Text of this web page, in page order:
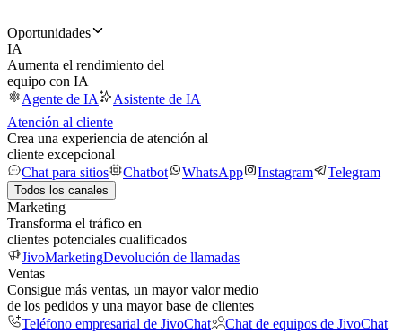
Oportunidades
IA
Aumenta el rendimiento del
equipo con IA
Agente de IA
Asistente de IA
Atención al cliente
Crea una experiencia de atención al
cliente excepcional
Chat para sitios
Chatbot WhatsApp Instagram Telegram
Todos los canales
Marketing
Transforma el tráfico en
clientes potenciales cualificados
JivoMarketingDevolución de llamadas
Ventas
Consigue más ventas, un mayor valor medio
de los pedidos y una mayor base de clientes
Teléfono empresarial de JivoChat
Chat de equipos de JivoChat